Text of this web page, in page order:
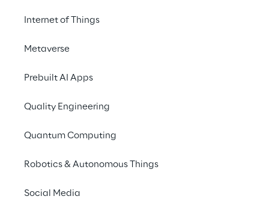
Internet of Things
Metaverse
Prebuilt AI Apps
Quality Engineering
Quantum Computing
Robotics & Autonomous Things
Social Media
Ora è il momento di
di mobilità: quali sono i
principali trend
dell’e-commerce nel